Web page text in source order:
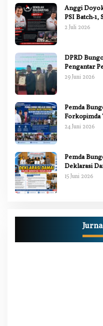
Anggi
PSI Batch-1,
Daerah
2 Juli 2026
DPRD
Pengantar
APBD 2025
29 Juni 2026
Pemda
Forkopimda
2026
24 Juni 2026
Pemda
Deklarasi
15 Juni 2026
PSI Batch-1, Siap
Di Berita, Bungo, Daerah,